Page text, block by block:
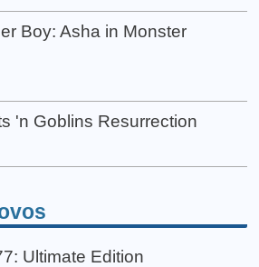
Boy: Asha in Monster
'n Goblins Resurrection
Ultimate Edition